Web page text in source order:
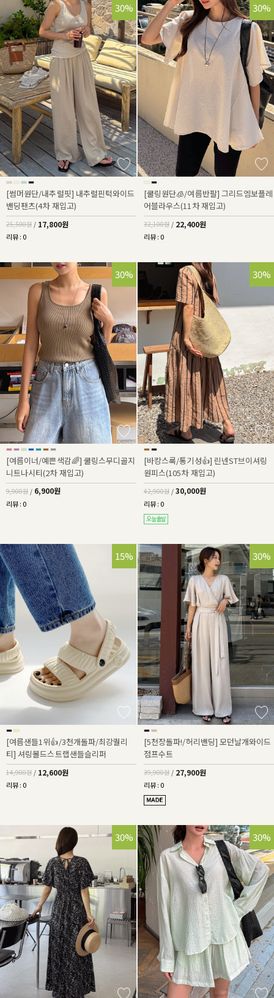
30%
[썸머원단/내추럴핏] 내추럴핀턱와이드
밴딩팬츠(4차 재입고)
25,500원 / 17,800원
리뷰 : 0
30%
[쿨링원단🧊/여름반팔] 그리드엠보플레
어블라우스(11차 재입고)
32,100원 / 22,400원
리뷰 : 0
30%
[여름이너/예쁜색감🌈] 쿨링스무디골지
니트나시티(2차 재입고)
9,900원 / 6,900원
리뷰 : 0
30%
[바캉스룩/통기성👍] 린넨ST브이셔링
원피스(105차 재입고)
42,900원 / 30,000원
리뷰 : 0
15%
[여름샌들1위👍/3천개돌파/최강퀄리
티] 셔링볼드스트랩샌들슬리퍼
14,900원 / 12,600원
리뷰 : 0
30%
[5천장돌파!/허리밴딩] 모던날개와이드
점프수트
39,900원 / 27,900원
리뷰 : 0
30% 30%